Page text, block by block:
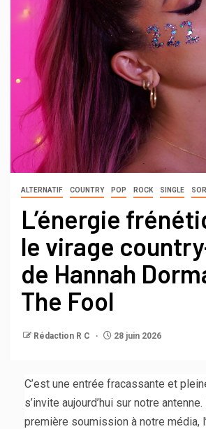
ALTERNATIF COUNTRY POP ROCK SINGLE
L’énergie
le virage
de Hannah
The Fool
Rédaction R C 28 juin 2026
C’est une entrée fracassante et
s’invite aujourd’hui sur notre
première soumission à notre média,